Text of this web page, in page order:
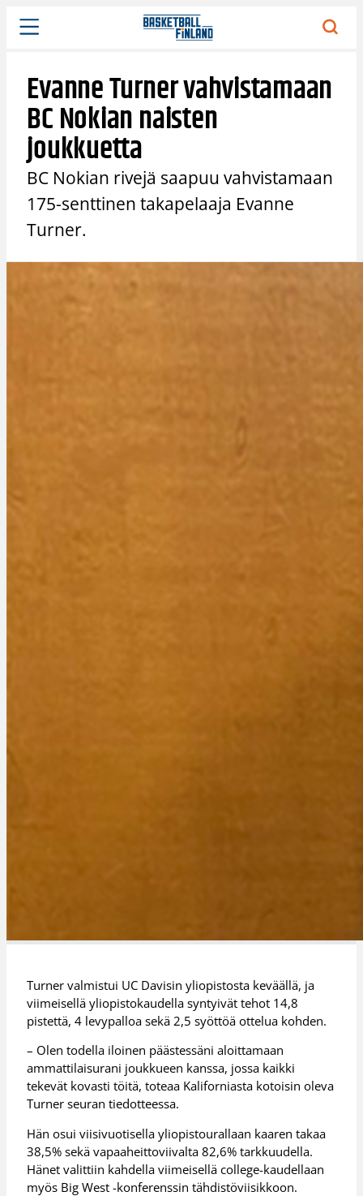
Siirry
sisältöön
Evanne Turner vahvistamaan
BC Nokian naisten
joukkuetta
BC Nokian rivejä saapuu vahvistamaan
175-senttinen takapelaaja Evanne
Turner.
Turner valmistui UC Davisin yliopistosta keväällä, ja
viimeisellä yliopistokaudella syntyivät tehot 14,8
pistettä, 4 levypalloa sekä 2,5 syöttöä ottelua kohden.
– Olen todella iloinen päästessäni aloittamaan
ammattilaisurani joukkueen kanssa, jossa kaikki
tekevät kovasti töitä, toteaa Kaliforniasta kotoisin oleva
Turner seuran tiedotteessa.
Hän osui viisivuotisella yliopistourallaan kaaren takaa
38,5% sekä vapaaheittoviivalta 82,6% tarkkuudella.
Hänet valittiin kahdella viimeisellä college-kaudellaan
myös Big West -konferenssin tähdistöviisikkoon.